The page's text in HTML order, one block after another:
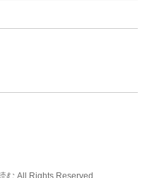
むAll Rights Reserved.